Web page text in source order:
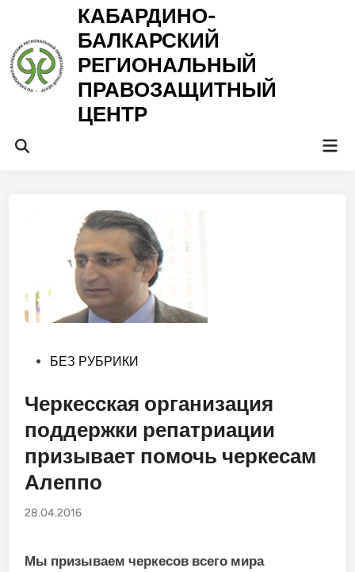
содержимому
КАБАРДИНО-
БАЛКАРСКИЙ
РЕГИОНАЛЬНЫЙ
ПРАВОЗАЩИТНЫЙ
ЦЕНТР
Открыть
Опубликовано
БЕЗ РУБРИКИ
Черкесская организация
поддержки репатриации
призывает помочь черкесам
Алеппо
28.04.2016
Мы призываем черкесов всего мира